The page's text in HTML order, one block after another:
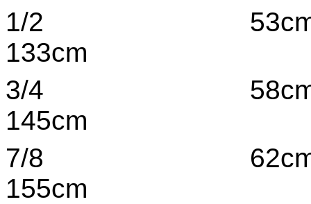
1/2 53cm
133cm
3/4 58cm
145cm
7/8 62cm
155cm